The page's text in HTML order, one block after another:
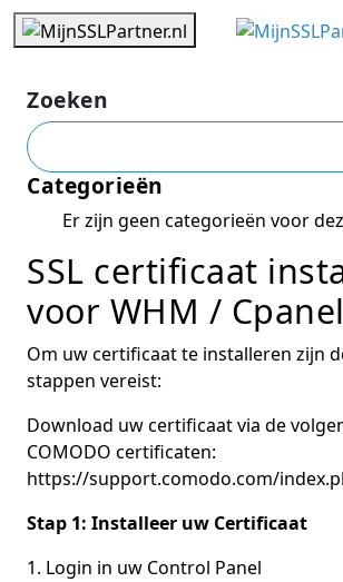
Zoeken
Categorieën
Er zijn geen categorieën voor
SSL certificaat
voor WHM /
Om uw certificaat te installeren zijn
stappen vereist:
Download uw certificaat via de
COMODO certificaten:
https://support.comodo.com/
Stap 1: Installeer uw Certificaat
1. Login in uw Control Panel